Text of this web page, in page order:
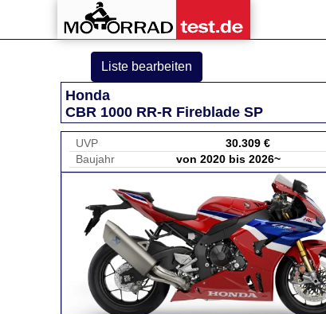
Liste bearbeiten
Honda
CBR 1000 RR-R Fireblade SP
UVP
30.309 €
Baujahr
von 2020 bis 2026~